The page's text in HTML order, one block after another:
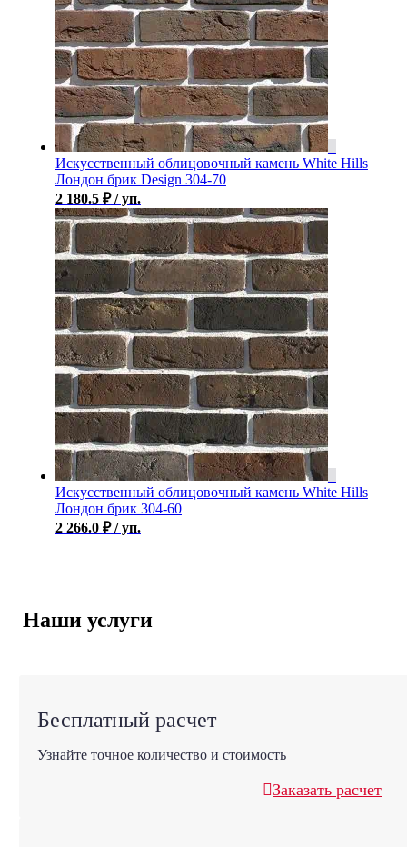
Искусственный облицовочный камень White Hills
Лондон брик Design 304-70
2 180.5 ₽ / уп.
Искусственный облицовочный камень White Hills
Лондон брик 304-60
2 266.0 ₽ / уп.
Наши услуги
Бесплатный расчет
Узнайте точное количество и стоимость
Заказать расчет